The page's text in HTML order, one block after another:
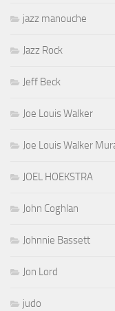
jazz manouche
Jazz Rock
Jeff Beck
Joe Louis Walker
Joe Louis Walker
JOEL HOEKSTRA
John Coghlan
Johnnie Bassett
Jon Lord
judo